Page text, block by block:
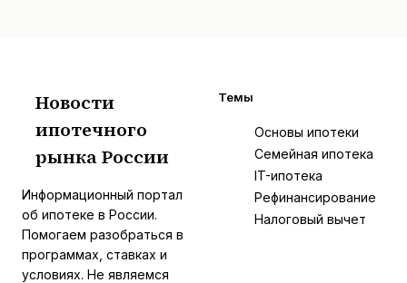
Новости
ипотечного
рынка России
Информационный портал
об ипотеке в России.
Помогаем разобраться в
программах, ставках и
условиях. Не являемся
Темы
Основы ипотеки
Семейная ипотека
IT-ипотека
Рефинансирование
Налоговый вычет